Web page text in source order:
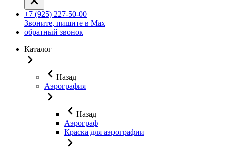
+7 (925) 227-50-00
Звоните, пишите в Max
обратный звонок
Каталог
Назад
Аэрография
Назад
Аэрограф
Краска для аэрографии